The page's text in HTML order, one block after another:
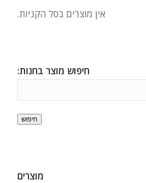
אין מוצרים בסל הקניות.
חיפוש מוצר בחנות:
חיפוש
מוצרים